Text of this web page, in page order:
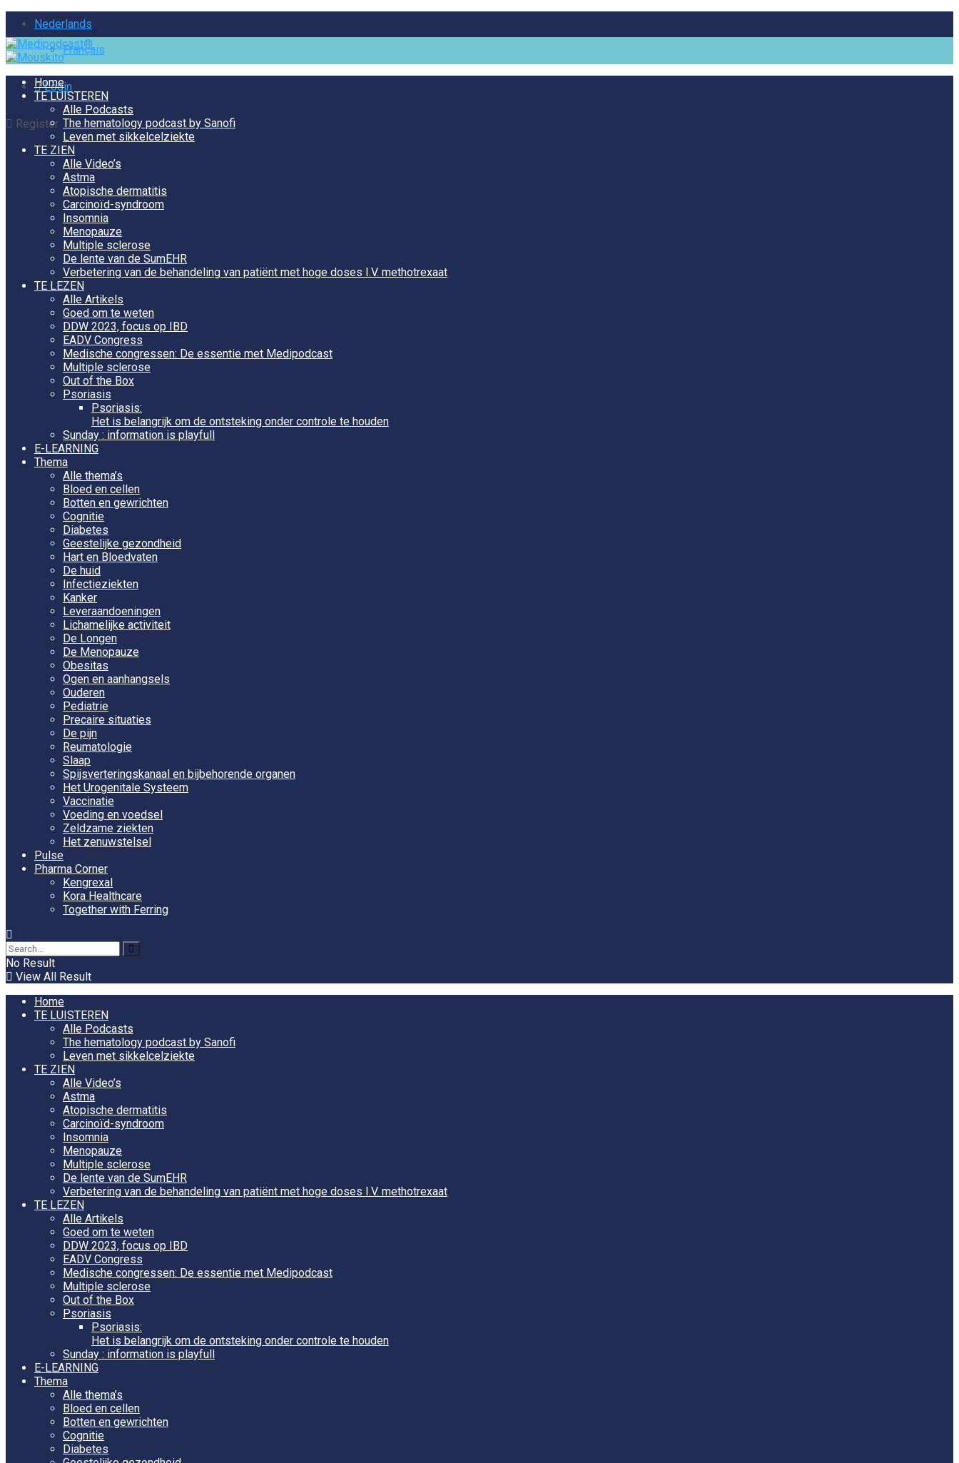
Nederlands
Français
Login
Register
Home
TE LUISTEREN
Alle Podcasts
The hematology podcast by Sanofi
Leven met sikkelcelziekte
TE ZIEN
Alle Video’s
Astma
Atopische dermatitis
Carcinoïd-syndroom
Insomnia
Menopauze
Multiple sclerose
De lente van de SumEHR
Verbetering van de behandeling van patiënt met hoge doses I.V. methotrexaat
TE LEZEN
Alle Artikels
Goed om te weten
DDW 2023, focus op IBD
EADV Congress
Medische congressen: De essentie met Medipodcast
Multiple sclerose
Out of the Box
Psoriasis
Psoriasis:
Het is belangrijk om de ontsteking onder controle te houden
Sunday : information is playfull
E-LEARNING
Thema
Alle thema’s
Bloed en cellen
Botten en gewrichten
Cognitie
Diabetes
Geestelijke gezondheid
Hart en Bloedvaten
De huid
Infectieziekten
Kanker
Leveraandoeningen
Lichamelijke activiteit
De Longen
De Menopauze
Obesitas
Ogen en aanhangsels
Ouderen
Pediatrie
Precaire situaties
De pijn
Reumatologie
Slaap
Spijsverteringskanaal en bijbehorende organen
Het Urogenitale Systeem
Vaccinatie
Voeding en voedsel
Zeldzame ziekten
Het zenuwstelsel
Pulse
Pharma Corner
Kengrexal
Kora Healthcare
Together with Ferring
No Result
View All Result
Home
TE LUISTEREN
Alle Podcasts
The hematology podcast by Sanofi
Leven met sikkelcelziekte
TE ZIEN
Alle Video’s
Astma
Atopische dermatitis
Carcinoïd-syndroom
Insomnia
Menopauze
Multiple sclerose
De lente van de SumEHR
Verbetering van de behandeling van patiënt met hoge doses I.V. methotrexaat
TE LEZEN
Alle Artikels
Goed om te weten
DDW 2023, focus op IBD
EADV Congress
Medische congressen: De essentie met Medipodcast
Multiple sclerose
Out of the Box
Psoriasis
Psoriasis:
Het is belangrijk om de ontsteking onder controle te houden
Sunday : information is playfull
E-LEARNING
Thema
Alle thema’s
Bloed en cellen
Botten en gewrichten
Cognitie
Diabetes